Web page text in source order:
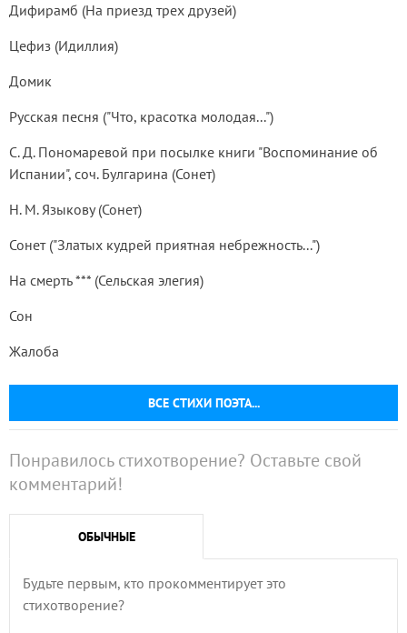
ВСЕ СТИХИ ПОЭТА...
Дифирамб (На приезд трех друзей)
Цефиз (Идиллия)
Домик
Русская песня ("Что, красотка молодая...")
С. Д. Пономаревой при посылке книги "Воспоминание об
Испании", соч. Булгарина (Сонет)
Н. М. Языкову (Сонет)
Сонет ("Златых кудрей приятная небрежность...")
На смерть *** (Сельская элегия)
Сон
Жалоба
Понравилось стихотворение? Оставьте свой
комментарий!
ОБЫЧНЫЕ
Будьте первым, кто прокомментирует это
стихотворение?